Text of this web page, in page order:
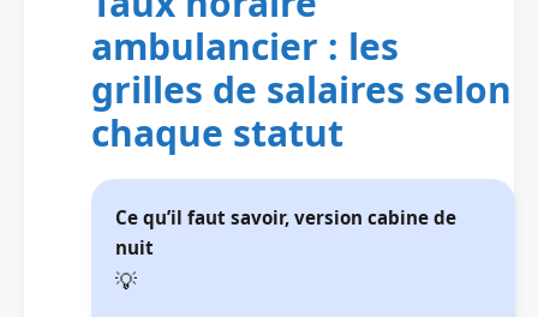
ambulancier : les
grilles de salaires selon
chaque statut
Ce qu’il faut savoir, version cabine de
nuit